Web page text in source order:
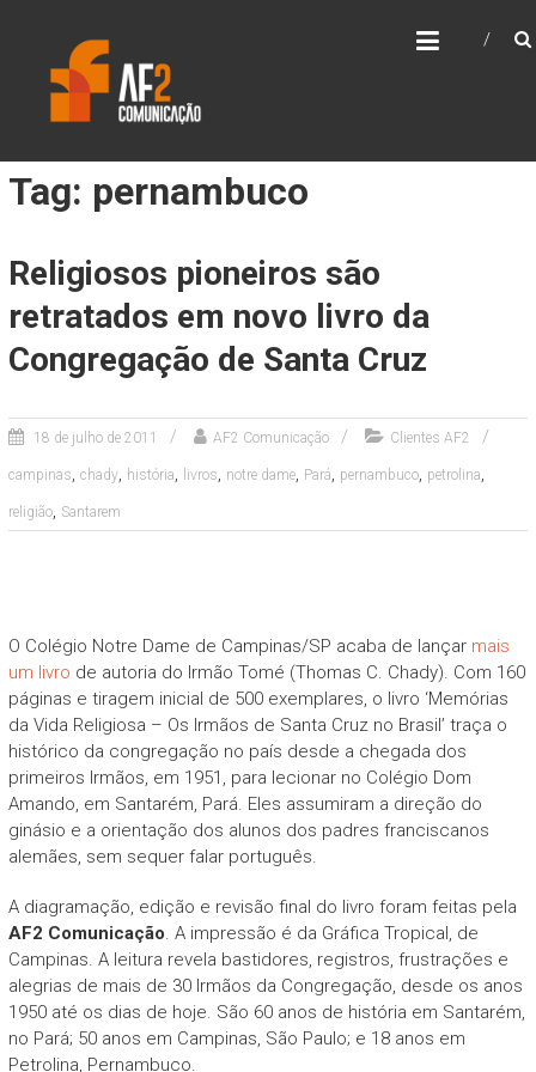
content
Tag: pernambuco
Religiosos pioneiros são
retratados em novo livro da
Congregação de Santa Cruz
18 de julho de 2011 AF2 Comunicação Clientes AF2
campinas, chady, história, livros, notre dame, Pará, pernambuco, petrolina,
religião, Santarem
O Colégio Notre Dame de Campinas/SP acaba de lançar mais
um livro de autoria do Irmão Tomé (Thomas C. Chady). Com 160
páginas e tiragem inicial de 500 exemplares, o livro ‘Memórias
da Vida Religiosa – Os Irmãos de Santa Cruz no Brasil’ traça o
histórico da congregação no país desde a chegada dos
primeiros Irmãos, em 1951, para lecionar no Colégio Dom
Amando, em Santarém, Pará. Eles assumiram a direção do
ginásio e a orientação dos alunos dos padres franciscanos
alemães, sem sequer falar português.
A diagramação, edição e revisão final do livro foram feitas pela
AF2 Comunicação. A impressão é da Gráfica Tropical, de
Campinas. A leitura revela bastidores, registros, frustrações e
alegrias de mais de 30 Irmãos da Congregação, desde os anos
1950 até os dias de hoje. São 60 anos de história em Santarém,
no Pará; 50 anos em Campinas, São Paulo; e 18 anos em
Petrolina, Pernambuco.